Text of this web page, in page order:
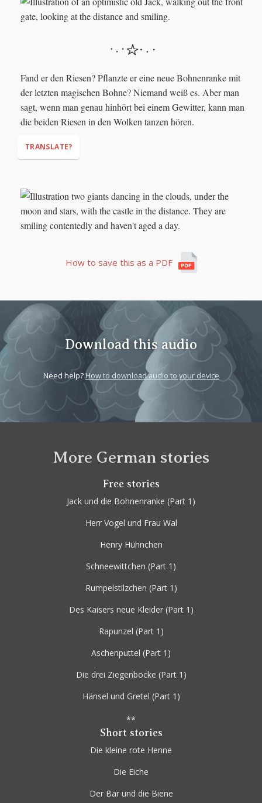
Fand er den Riesen? Pflanzte er eine neue Bohnenranke mit
der letzten magischen Bohne? Niemand weiß es. Aber man
sagt, wenn man genau hinhört bei einem Gewitter, kann man
die beiden Riesen in den Wolken tanzen hören.
TRANSLATE?
How to save this as a PDF
Download this audio
Need help?How to download audio to your device
More German stories
Free stories
Jack und die Bohnenranke (Part 1)
Herr Vogel und Frau Wal
Henry Hühnchen
Schneewittchen (Part 1)
Rumpelstilzchen (Part 1)
Des Kaisers neue Kleider(Part 1)
Rapunzel (Part 1)
Aschenputtel (Part 1)
Die drei Ziegenböcke (Part 1)
Hänsel und Gretel (Part 1)
**
Short stories
Die kleine rote Henne
Die Eiche
Der Bär und die Biene